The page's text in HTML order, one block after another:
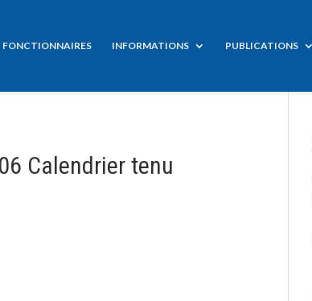
FONCTIONNAIRES INFORMATIONS PUBLICATIONS
Calendrier tenu